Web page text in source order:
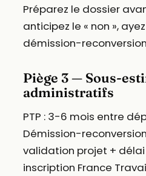
Préparez le dossier
anticipez le « non »,
démission-
Piège 3 — Sous-
administratifs
PTP : 3-6 mois entre
Démission-
validation projet +
inscription France